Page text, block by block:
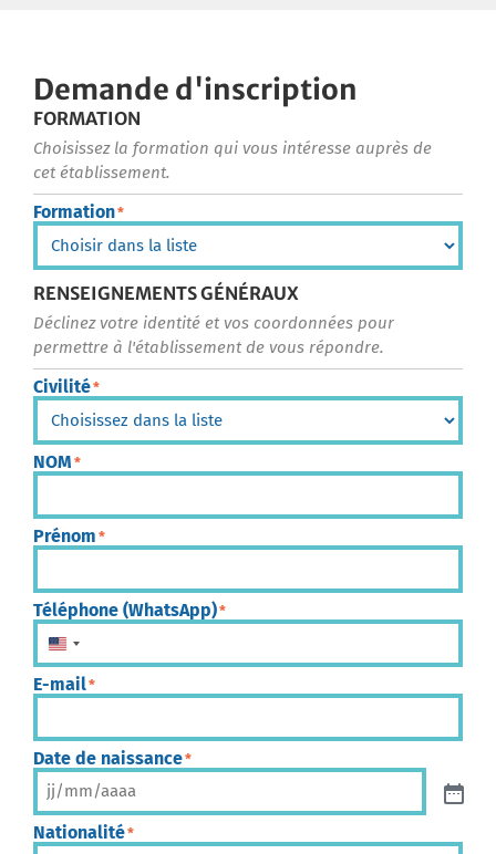
Demande d'inscription
FORMATION
Choisissez la formation qui vous intéresse auprès de
cet établissement.
Formation*
RENSEIGNEMENTS GÉNÉRAUX
Déclinez votre identité et vos coordonnées pour
permettre à l'établissement de vous répondre.
Civilité*
NOM *
Prénom *
Téléphone (WhatsApp)*
États-Unis +1
E-mail*
Date de naissance*
Nationalité*